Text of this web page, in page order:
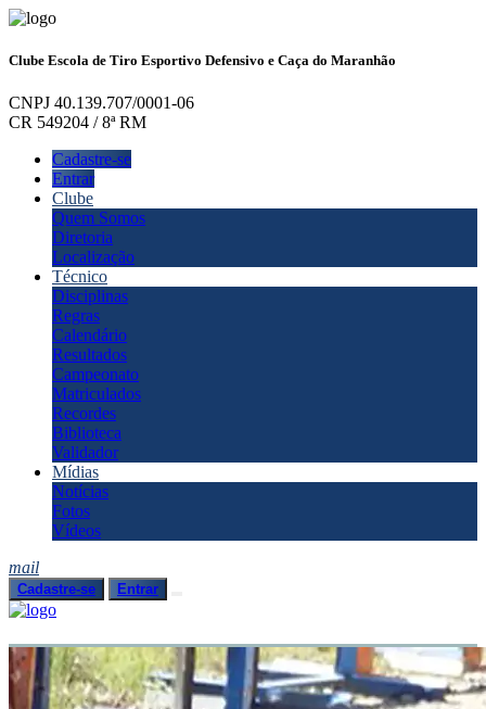
Clube Escola de Tiro Esportivo Defensivo e Caça do Maranhão
CNPJ 40.139.707/0001-06
CR 549204 / 8ª RM
Cadastre-se
Entrar
Clube
Quem Somos
Diretoria
Localização
Técnico
Disciplinas
Regras
Calendário
Resultados
Campeonato
Matriculados
Recordes
Biblioteca
Validador
Mídias
Notícias
Fotos
Vídeos
mail
Cadastre-se Entrar